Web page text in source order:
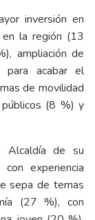
inversión en
la región (13
ampliación de
para acabar el
de movilidad
(8 %) y
Alcaldía de su
experiencia
sepa de temas
(27 %), con